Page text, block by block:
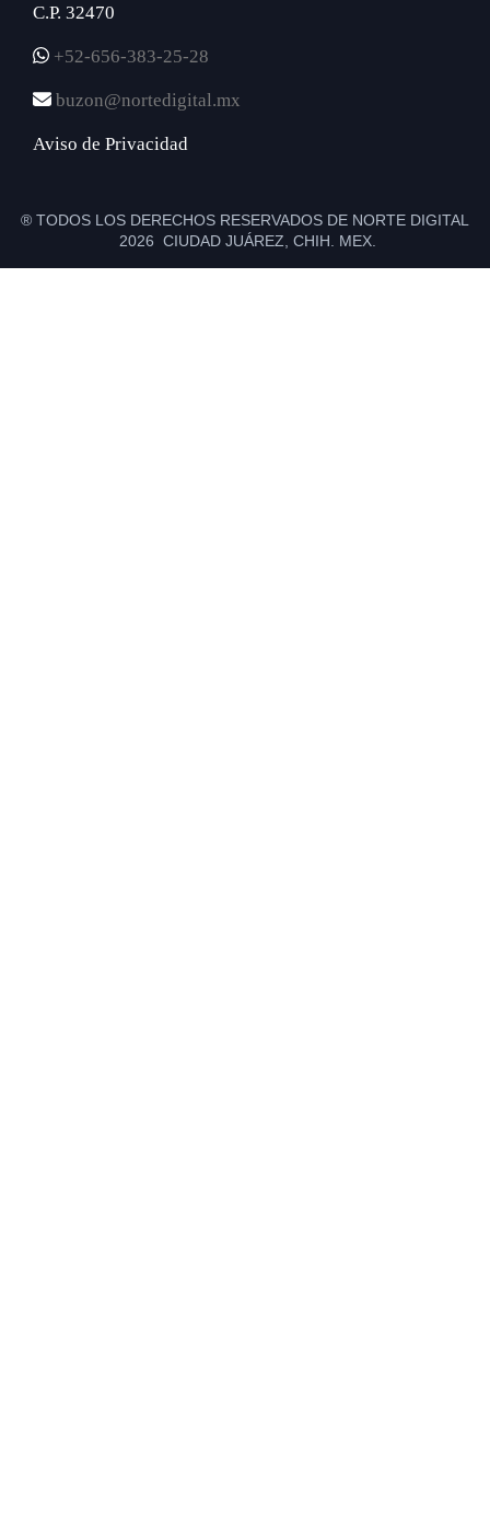
C.P. 32470
+52-656-383-25-28
buzon@nortedigital.mx
Aviso de Privacidad
® TODOS LOS DERECHOS RESERVADOS DE NORTE DIGITAL
2026 CIUDAD JUÁREZ, CHIH. MEX.